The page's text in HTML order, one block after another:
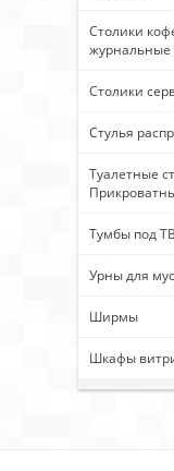
Столики
журнальные
Столики
Стулья
Туалетные
Тумбы под ТВ
Урны для
Ширмы
Шкафы